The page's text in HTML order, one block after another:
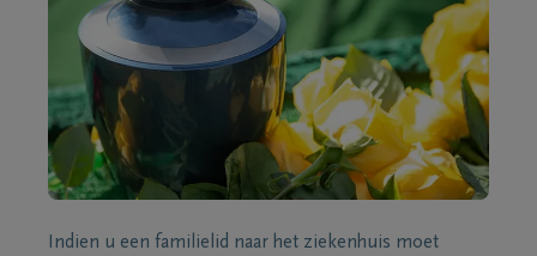
Indien u een familielid naar het ziekenhuis moet